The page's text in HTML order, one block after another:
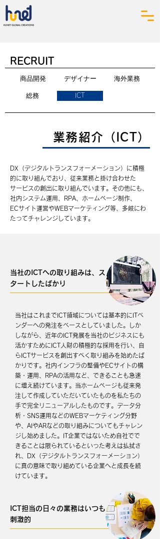
RECRUIT
商品開発 デザイナー 海外業務
総務 ICT
業務紹介（ICT）
DX（デジタルトランスフォーメーション）に積極
的に取り組んでおり、従来業務と掛け合わせた
サービスの創出に取り組んでいます。その他にも、
社内システム運用、RPA、ホームページ制作、
ECサイト運営やWEBマーケティング等、多岐にわ
たってチャレンジしています。
当社のICTへの取り組みは、ス
タートしたばかり
当社はこれまでICT領域については基本的にITベ
ンダーへの発注をベースとしていました。しか
しながら、近年のICT発展を当社のビジネスにも
活かすためにICT人財の積極的な採用を行い、自
らICTサービスを創出すべく取り組みを始めたば
かりです。社内インフラの整備やECサイトの構
築・運用、RPAの活用など、できることも急速
に増え続けています。当ホームページも従来発
注して作成していただいていたものを私たちの
手で完全リニューアルしたものです。データ分
析・SNS運用などのWEBマーケティング分野
や、AIやARなどの取り組みについてもチャレン
ジし始めました。IT企業ではないため自社でで
きることは限られているといった考えは払拭さ
れ、DX（デジタルトランスフォーメーション）
に真の意味で取り組めている企業へと成長を続
けています。
ICT担当の日々の業務はいつも
刺激的